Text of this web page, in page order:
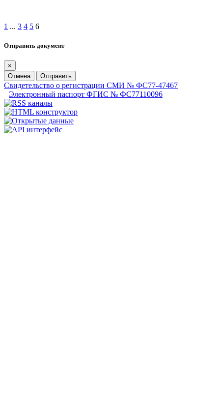
1 ... 3 4 5 6
Отправить документ
×
Отмена
Отправить
Свидетельство о регистрации СМИ № ФС77-47467
Электронный паспорт ФГИС № ФС77110096